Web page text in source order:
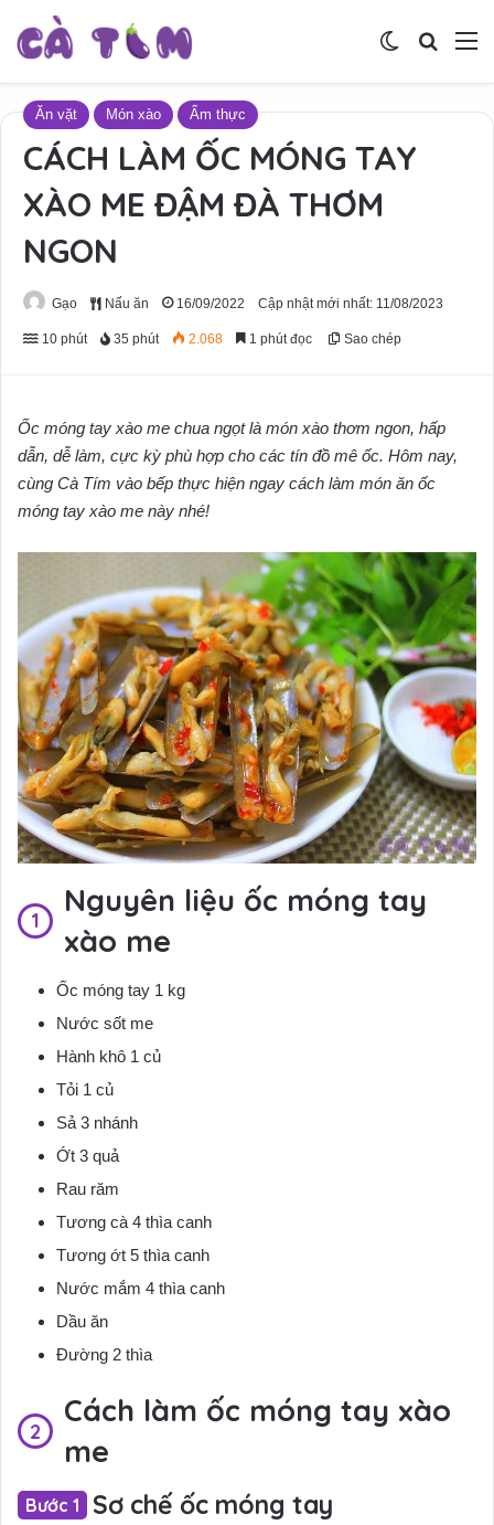
Tìm
Switch skin
Ăn vặt Món xào Ẩm thực
CÁCH LÀM ỐC MÓNG TAY
XÀO ME ĐẬM ĐÀ THƠM
NGON
Gạo Nấu ăn 16/09/2022 Cập nhật mới nhất: 11/08/2023
10 phút 35 phút 2.068 1 phút đọc Sao chép
Ốc móng tay xào me chua ngọt là món xào thơm ngon, hấp
dẫn, dễ làm, cực kỳ phù hợp cho các tín đồ mê ốc. Hôm nay,
cùng Cà Tím vào bếp thực hiện ngay cách làm món ăn ốc
móng tay xào me này nhé!
Nguyên liệu ốc móng tay
xào me
Ốc móng tay 1 kg
Nước sốt me
Hành khô 1 củ
Tỏi 1 củ
Sả 3 nhánh
Ớt 3 quả
Rau răm
Tương cà 4 thìa canh
Tương ớt 5 thìa canh
Nước mắm 4 thìa canh
Dầu ăn
Đường 2 thìa
Cách làm ốc móng tay xào
me
Sơ chế ốc móng tay